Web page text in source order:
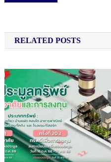
RELATED POSTS